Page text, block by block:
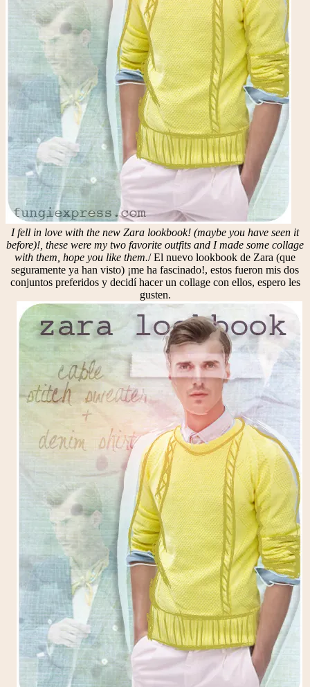
I fell in love with the new Zara lookbook! (maybe you have seen it
before)!, these were my two favorite outfits and I made some collage
with them, hope you like them./ El nuevo lookbook de Zara (que
seguramente ya han visto) ¡me ha fascinado!, estos fueron mis dos
conjuntos preferidos y decidí hacer un collage con ellos, espero les
gusten.